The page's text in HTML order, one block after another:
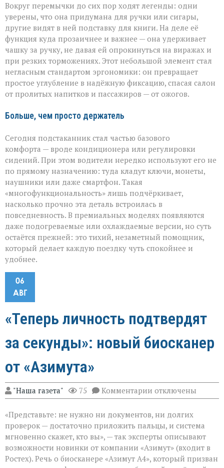
Вокруг перемычки до сих пор ходят легенды: одни
уверены, что она придумана для ручки или сигары,
другие видят в ней подставку для книги. На деле её
функция куда прозаичнее и важнее — она удерживает
чашку за ручку, не давая ей опрокинуться на виражах и
при резких торможениях. Этот небольшой элемент стал
негласным стандартом эргономики: он превращает
простое углубление в надёжную фиксацию, спасая салон
от пролитых напитков и пассажиров — от ожогов.
Больше, чем просто держатель
Сегодня подстаканник стал частью базового
комфорта — вроде кондиционера или регулировки
сидений. При этом водители нередко используют его не
по прямому назначению: туда кладут ключи, монеты,
наушники или даже смартфон. Такая
«многофункциональность» лишь подчёркивает,
насколько прочно эта деталь встроилась в
повседневность. В премиальных моделях появляются
даже подогреваемые или охлаждаемые версии, но суть
остаётся прежней: это тихий, незаметный помощник,
который делает каждую поездку чуть спокойнее и
удобнее.
06
АВГ
«Теперь личность подтвердят
за секунды»: новый биосканер
от «Азимута»
"Наша газета" 75 Комментарии к
записи
личность
подтвердят
за
секунды»:
новый
биосканер
отключены
«Представьте: не нужно ни документов, ни долгих
проверок — достаточно приложить пальцы, и система
мгновенно скажет, кто вы», — так эксперты описывают
возможности новинки от компании «Азимут» (входит в
Ростех). Речь о биосканере «Азимут А4», который призван